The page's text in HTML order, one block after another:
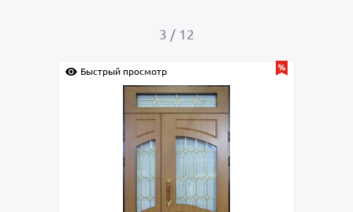
4 / 12
Быстрый просмотр